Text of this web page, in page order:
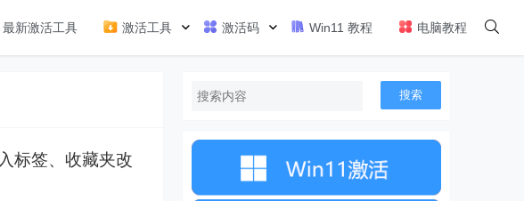
最新激活工具 激活工具 激活码 Win11 教程 电脑教程
标签、收藏夹改
搜索